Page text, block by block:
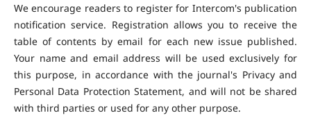
We encourage readers to register for Intercom's publication
notification service. Registration allows you to receive the
table of contents by email for each new issue published.
Your name and email address will be used exclusively for
this purpose, in accordance with the journal's Privacy and
Personal Data Protection Statement, and will not be shared
with third parties or used for any other purpose.